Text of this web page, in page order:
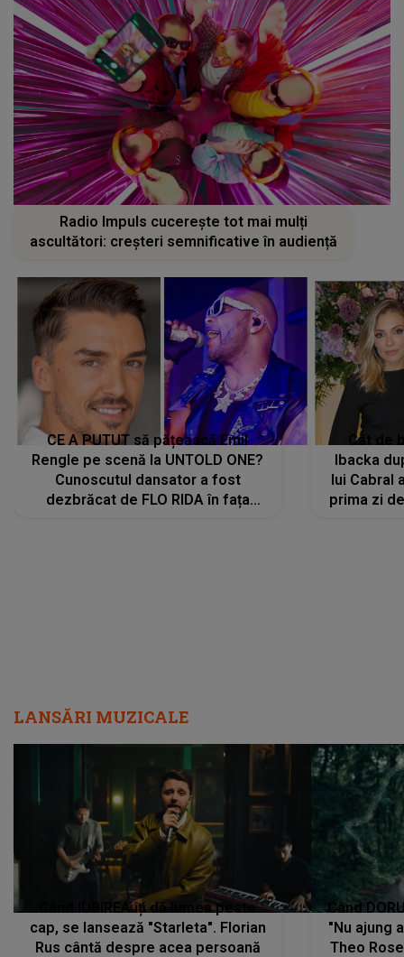
Radio Impuls cucerește tot mai mulți
ascultători: creșteri semnificative în audiență
CE A PUTUT să pățească Emil
Rengle pe scenă la UNTOLD ONE?
Cunoscutul dansator a fost
dezbrăcat de FLO RIDA în fața
Cât de
Ibacka
lui Cabral
prima zi
LANSĂRI MUZICALE
Când IUBIREA îți dă lumea peste
cap, se lansează "Starleta". Florian
Rus cântă despre acea persoană
Când
"Nu ajung
Theo